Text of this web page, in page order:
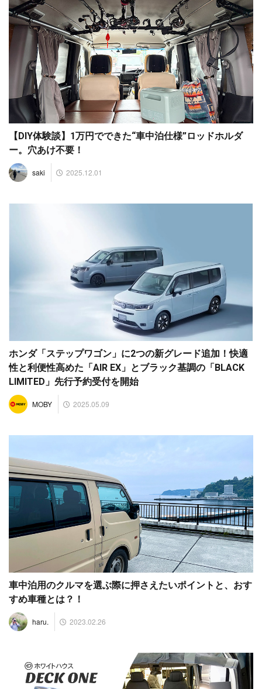
【DIY体験談】1万円でできた“車中泊仕様”ロッドホルダ
ー。穴あけ不要！
saki 2025.12.01
ホンダ「ステップワゴン」に2つの新グレード追加！快適
性と利便性高めた「AIR EX」とブラック基調の「BLACK
LIMITED」先行予約受付を開始
MOBY 2025.05.09
車中泊用のクルマを選ぶ際に押さえたいポイントと、おす
すめ車種とは？！
haru. 2023.02.26